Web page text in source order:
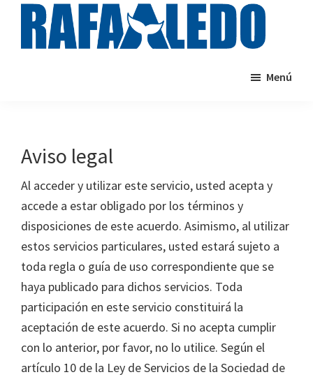
contenido
Menú
Aviso legal
Al acceder y utilizar este servicio, usted acepta y
accede a estar obligado por los términos y
disposiciones de este acuerdo. Asimismo, al utilizar
estos servicios particulares, usted estará sujeto a
toda regla o guía de uso correspondiente que se
haya publicado para dichos servicios. Toda
participación en este servicio constituirá la
aceptación de este acuerdo. Si no acepta cumplir
con lo anterior, por favor, no lo utilice. Según el
artículo 10 de la Ley de Servicios de la Sociedad de